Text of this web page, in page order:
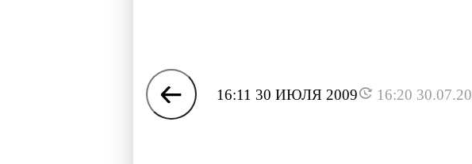
16:11 30 ИЮЛЯ 2009 16:20